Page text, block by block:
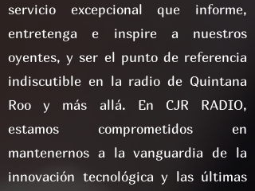
servicio excepcional que informe,
entretenga e inspire a nuestros
oyentes, y ser el punto de referencia
indiscutible en la radio de Quintana
Roo y más allá. En CJR RADIO,
estamos comprometidos en
mantenernos a la vanguardia de la
innovación tecnológica y las últimas